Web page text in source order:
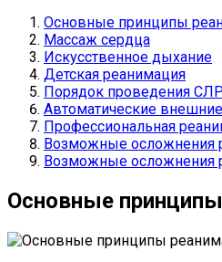
Основные принципы
Массаж сердца
Искусственное дыхание
Детская реанимация
Порядок проведения СЛР
Автоматические
Профессиональная
Возможные осложнения
Возможные осложнения
Основные